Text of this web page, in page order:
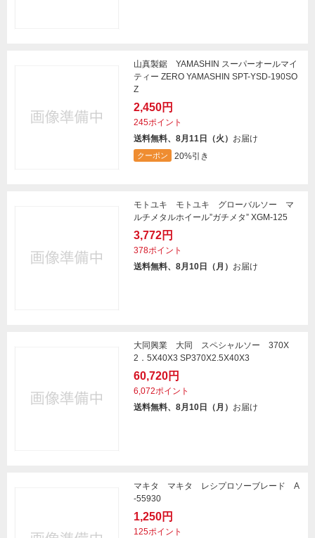
山真製鋸 YAMASHIN スーパーオールマイ
ティー ZERO YAMASHIN SPT-YSD-190SO
Z
2,450円
245ポイント
送料無料、8月11日（火） お届け
クーポン 20%引き
モトユキ モトユキ グローバルソー マ
ルチメタルホイール”ガチメタ” XGM-125
3,772円
378ポイント
送料無料、8月10日（月） お届け
大同興業 大同 スペシャルソー 370X
2．5X40X3 SP370X2.5X40X3
60,720円
6,072ポイント
送料無料、8月10日（月） お届け
マキタ マキタ レシプロソーブレード A
-55930
1,250円
125ポイント